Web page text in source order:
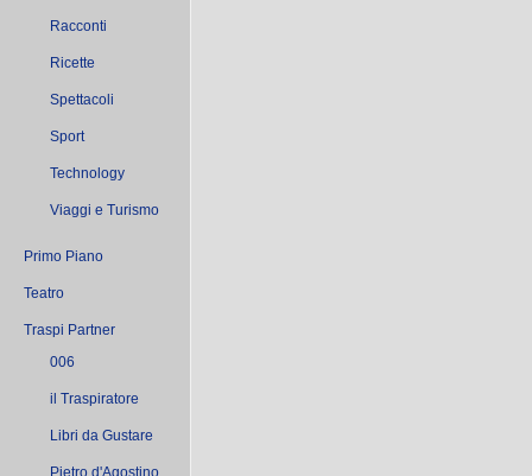
Racconti
Ricette
Spettacoli
Sport
Technology
Viaggi e Turismo
Primo Piano
Teatro
Traspi Partner
006
il Traspiratore
Libri da Gustare
Pietro d'Agostino